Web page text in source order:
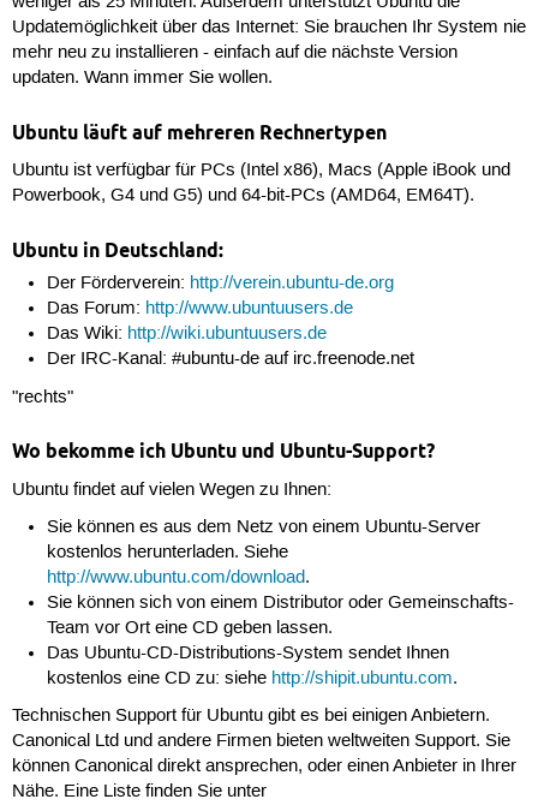
Updatemöglichkeit über das Internet: Sie brauchen Ihr System nie
mehr neu zu installieren - einfach auf die nächste Version
updaten. Wann immer Sie wollen.
Ubuntu läuft auf mehreren Rechnertypen
Ubuntu ist verfügbar für PCs (Intel x86), Macs (Apple iBook und
Powerbook, G4 und G5) und 64-bit-PCs (AMD64, EM64T).
Ubuntu in Deutschland:
Der Förderverein: http://verein.ubuntu-de.org
Das Forum: http://www.ubuntuusers.de
Das Wiki: http://wiki.ubuntuusers.de
Der IRC-Kanal: #ubuntu-de auf irc.freenode.net
"rechts"
Wo bekomme ich Ubuntu und Ubuntu-Support?
Ubuntu findet auf vielen Wegen zu Ihnen:
Sie können es aus dem Netz von einem Ubuntu-Server
kostenlos herunterladen. Siehe
http://www.ubuntu.com/download.
Sie können sich von einem Distributor oder Gemeinschafts-
Team vor Ort eine CD geben lassen.
Das Ubuntu-CD-Distributions-System sendet Ihnen
kostenlos eine CD zu: siehe http://shipit.ubuntu.com.
Technischen Support für Ubuntu gibt es bei einigen Anbietern.
Canonical Ltd und andere Firmen bieten weltweiten Support. Sie
können Canonical direkt ansprechen, oder einen Anbieter in Ihrer
Nähe. Eine Liste finden Sie unter